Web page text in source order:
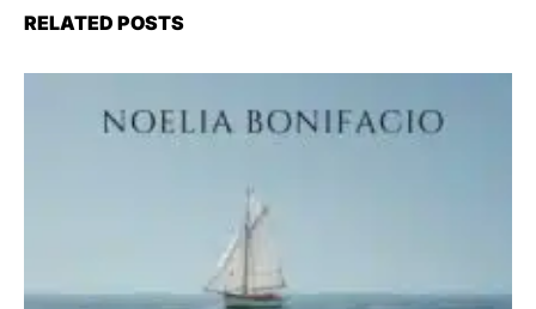
RELATED POSTS